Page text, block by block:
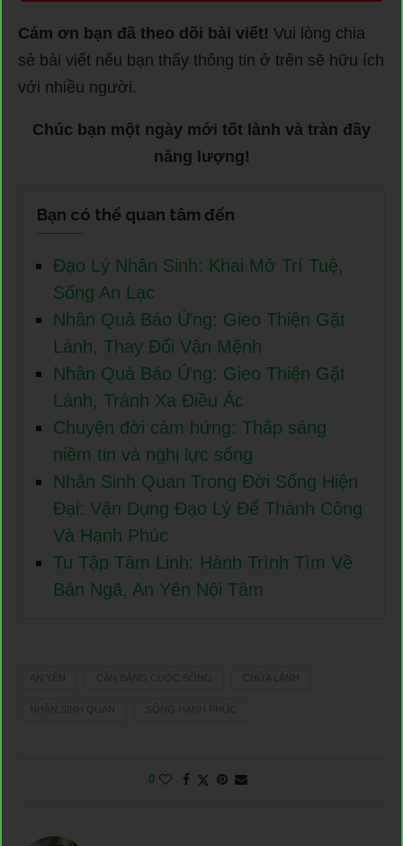
Cám ơn bạn đã theo dõi bài viết! Vui lòng chia
sẻ bài viết nếu bạn thấy thông tin ở trên sẽ hữu ích
với nhiều người.
Chúc bạn một ngày mới tốt lành và tràn đầy
năng lượng!
Bạn có thể quan tâm đến
Đạo Lý Nhân Sinh: Khai Mở Trí Tuệ,
Sống An Lạc
Nhân Quả Báo Ứng: Gieo Thiện Gặt
Lành, Thay Đổi Vận Mệnh
Nhân Quả Báo Ứng: Gieo Thiện Gặt
Lành, Tránh Xa Điều Ác
Chuyện đời cảm hứng: Thắp sáng
niềm tin và nghị lực sống
Nhân Sinh Quan Trong Đời Sống Hiện
Đại: Vận Dụng Đạo Lý Để Thành Công
Và Hạnh Phúc
Tu Tập Tâm Linh: Hành Trình Tìm Về
Bản Ngã, An Yên Nội Tâm
0